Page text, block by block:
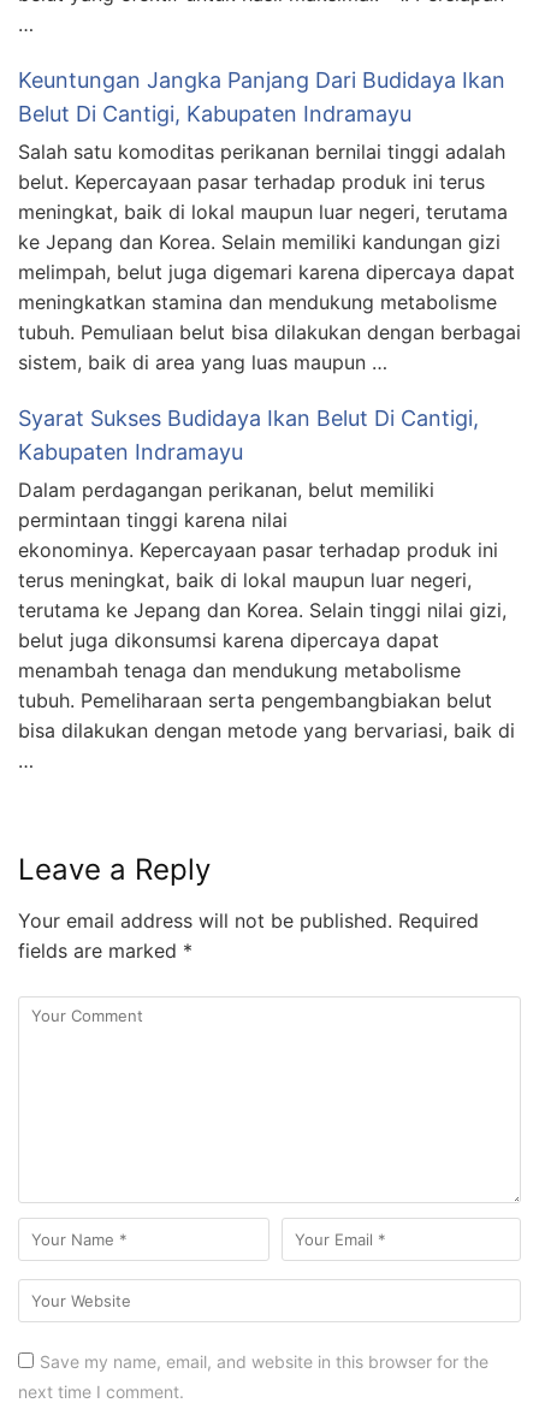
…
Keuntungan Jangka Panjang Dari Budidaya Ikan
Belut Di Cantigi, Kabupaten Indramayu
Salah satu komoditas perikanan bernilai tinggi adalah
belut. Kepercayaan pasar terhadap produk ini terus
meningkat, baik di lokal maupun luar negeri, terutama
ke Jepang dan Korea. Selain memiliki kandungan gizi
melimpah, belut juga digemari karena dipercaya dapat
meningkatkan stamina dan mendukung metabolisme
tubuh. Pemuliaan belut bisa dilakukan dengan berbagai
sistem, baik di area yang luas maupun …
Syarat Sukses Budidaya Ikan Belut Di Cantigi,
Kabupaten Indramayu
Dalam perdagangan perikanan, belut memiliki
permintaan tinggi karena nilai
ekonominya. Kepercayaan pasar terhadap produk ini
terus meningkat, baik di lokal maupun luar negeri,
terutama ke Jepang dan Korea. Selain tinggi nilai gizi,
belut juga dikonsumsi karena dipercaya dapat
menambah tenaga dan mendukung metabolisme
tubuh. Pemeliharaan serta pengembangbiakan belut
bisa dilakukan dengan metode yang bervariasi, baik di
…
Leave a Reply
Your email address will not be published. Required
fields are marked *
Save my name, email, and website in this browser for the
next time I comment.